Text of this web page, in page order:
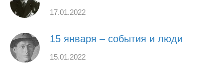
17.01.2022
15 января – события и люди
15.01.2022